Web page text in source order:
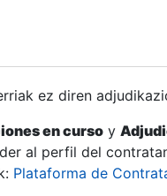
ez diren
en curso y
al perfil del
Plataforma de